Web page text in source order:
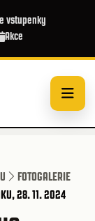
vstupenky
Akce
FOTOGALERIE
28. 11. 2024